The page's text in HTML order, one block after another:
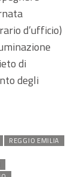
d’ufficio)
di
degli
REGGIO EMILIA